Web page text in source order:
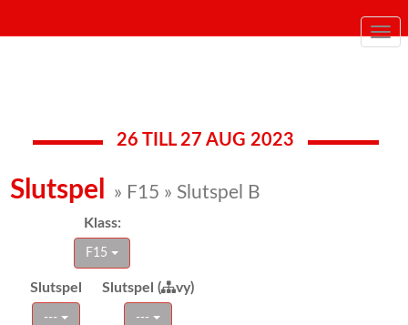
26 TILL 27 AUG 2023
Slutspel » F15 » Slutspel B
Klass:
F15
Slutspel Slutspel ( vy)
--- ---